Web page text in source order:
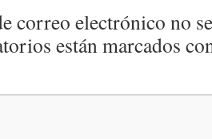
correo electrónico no
están marcados